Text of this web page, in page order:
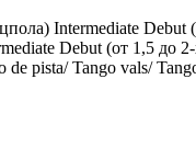
Intermediate Debut
Debut (от 1,5 до 2-
Tango vals/